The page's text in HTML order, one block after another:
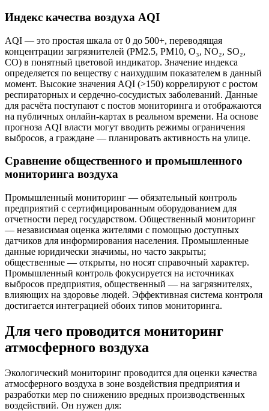
Индекс качества воздуха AQI
AQI — это простая шкала от 0 до 500+, переводящая
концентрации загрязнителей (PM2.5, PM10, O₃, NO₂, SO₂,
CO) в понятный цветовой индикатор. Значение индекса
определяется по веществу с наихудшим показателем в данный
момент. Высокие значения AQI (>150) коррелируют с ростом
респираторных и сердечно-сосудистых заболеваний. Данные
для расчёта поступают с постов мониторинга и отображаются
на публичных онлайн-картах в реальном времени. На основе
прогноза AQI власти могут вводить режимы ограничения
выбросов, а граждане — планировать активность на улице.
Сравнение общественного и промышленного
мониторинга воздуха
Промышленный мониторинг — обязательный контроль
предприятий с сертифицированным оборудованием для
отчетности перед государством. Общественный мониторинг
— независимая оценка жителями с помощью доступных
датчиков для информирования населения. Промышленные
данные юридически значимы, но часто закрыты;
общественные — открыты, но носят справочный характер.
Промышленный контроль фокусируется на источниках
выбросов предприятия, общественный — на загрязнителях,
влияющих на здоровье людей. Эффективная система контроля
достигается интеграцией обоих типов мониторинга.
Для чего проводится мониторинг
атмосферного воздуха
Экологический мониторинг проводится для оценки качества
атмосферного воздуха в зоне воздействия предприятия и
разработки мер по снижению вредных производственных
воздействий. Он нужен для: